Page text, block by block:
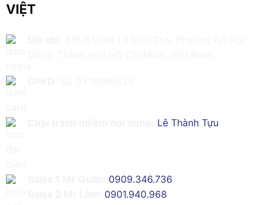
VIỆT
Lê Thành Tựu
0909.346.736
0901.940.968